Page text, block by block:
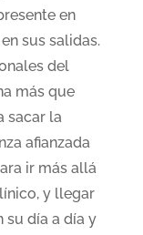
en
sus salidas.
del
más que
sacar la
afianzada
ir más allá
y llegar
su día a día y